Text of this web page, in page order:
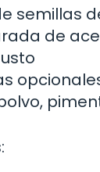
semillas
de